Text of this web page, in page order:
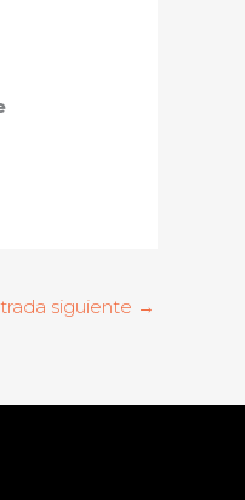
siguiente →